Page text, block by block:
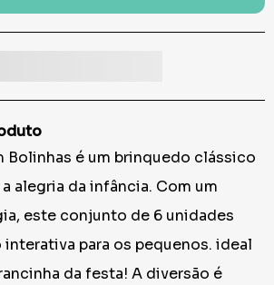
Bolinhas é um brinquedo clássico
alegria da infância. Com um
este conjunto de 6 unidades
para os pequenos. ideal
da festa! A diversão é